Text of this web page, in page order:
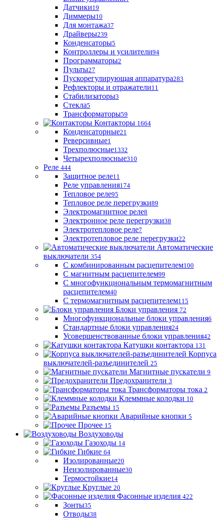
Датчики19
Диммеры10
Для монтажа37
Драйверы239
Конденсаторы5
Контроллеры и усилители94
Программаторы2
Пульты27
Пускорегулирующая аппаратура283
Рефлекторы и отражатели11
Стабилизаторы3
Стекла5
Трансформаторы59
Контакторы 1664
Конденсаторные21
Реверсивные1
Трехполюсные1332
Четырехполюсные310
Реле 444
Защитное реле11
Реле управления174
Тепловое реле95
Тепловое реле перегрузки89
Электромагнитное реле8
Электронное реле перегрузки38
Электротепловое реле7
Электротепловое реле перегрузки22
Автоматические
выключатели 354
С комбинированным расцепителем100
С магнитным расцепителем99
С многофункциональным термомагнитным
расцепителем40
С термомагнитным расцепителем115
Блоки управления 72
Многофункциональные блоки управления6
Стандартные блоки управления24
Усовершенствованные блоки управления42
Катушки контактора 131
Корпуса
выключателей-разъединителей 25
Магнитные пускатели 9
Предохранители 3
Трансформаторы тока 2
Клеммные колодки 10
Разъемы 15
Аварийные кнопки 5
Прочее 15
Воздуховоды
Газоходы 14
Гибкие 64
Изолированные20
Неизолированные30
Термостойкие14
Круглые 20
Фасонные изделия 422
Зонты35
Отводы38